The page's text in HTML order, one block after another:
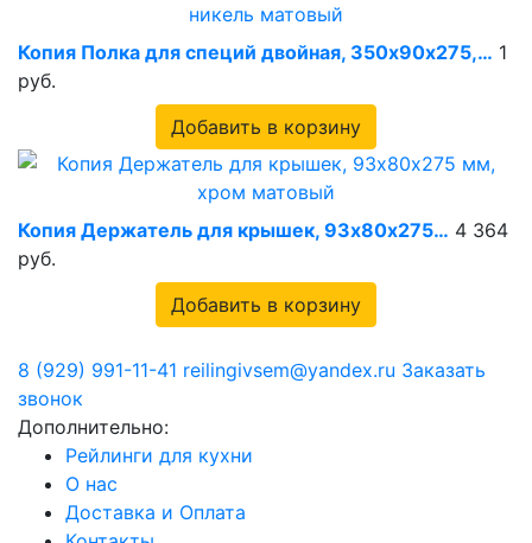
Копия Полка для специй двойная, 350х90х275,… 1
руб.
Добавить в корзину
Копия Держатель для крышек, 93х80х275… 4 364
руб.
Добавить в корзину
8 (929) 991-11-41 reilingivsem@yandex.ru Заказать
звонок
Дополнительно:
Рейлинги для кухни
О нас
Доставка и Оплата